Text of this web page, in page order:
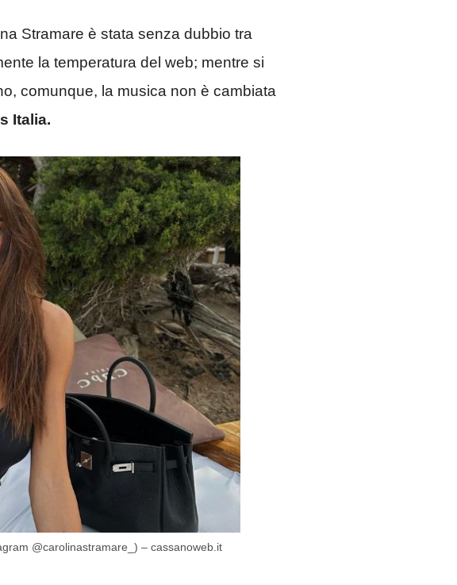
Stramare è stata senza dubbio tra
la temperatura del web; mentre si
comunque, la musica non è cambiata
Italia.
@carolinastramare_) – cassanoweb.it